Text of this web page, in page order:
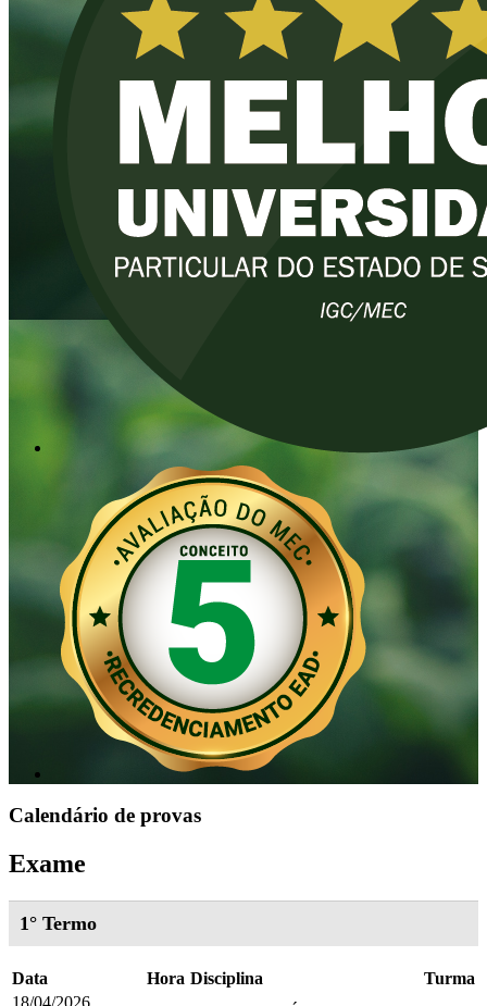
Calendário de provas
Exame
1° Termo
Data Hora Disciplina
Turma